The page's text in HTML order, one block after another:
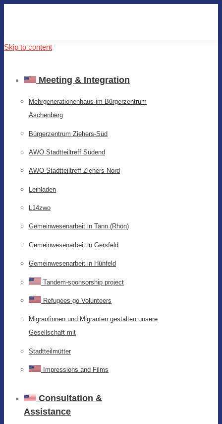
Skip to content
Meeting & Integration
Mehrgenerationenhaus im Bürgerzentrum
Aschenberg
Bürgerzentrum Ziehers-Süd
AWO Stadtteiltreff Südend
AWO Stadtteiltreff Ziehers-Nord
Leihladen
L14zwo
Gemeinwesenarbeit in Tann (Rhön)
Gemeinwesenarbeit in Gersfeld
Gemeinwesenarbeit in Hünfeld
Tandem-sponsorship project
Refugees go Volunteers
Migrantinnen und Migranten gestalten unsere
Gesellschaft mit
Stadtteilmütter
Impressions and Films
Consultation &
Assistance